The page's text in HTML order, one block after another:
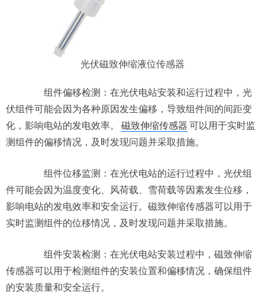
光伏磁致伸缩液位传感器
组件偏移检测：在光伏电站安装和运行过程中，光
伏组件可能会因为各种原因发生偏移，导致组件间的间距变
化，影响电站的发电效率。
磁致伸缩传感器 可以用于实时监
测组件的偏移情况，及时发现问题并采取措施。
组件位移监测：在光伏电站的运行过程中，光伏组
件可能会因为温度变化、风荷载、雪荷载等因素发生位移，
影响电站的发电效率和安全运行。磁致伸缩传感器可以用于
实时监测组件的位移情况，及时发现问题并采取措施。
组件安装检测：在光伏电站安装过程中，磁致伸缩
传感器可以用于检测组件的安装位置和偏移情况，确保组件
的安装质量和安全运行。